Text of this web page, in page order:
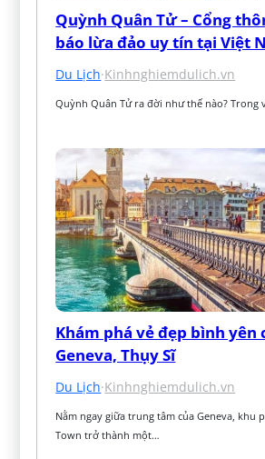
Quỳnh Quân Tử – Cổng
báo lừa đảo uy tín tại Việt
Du Lịch·Kinhnghiemdulich.vn
Quỳnh Quân Tử ra đời như thế nào? Trong
Khám phá vẻ đẹp bình yên
Geneva, Thụy Sĩ
Du Lịch·Kinhnghiemdulich.vn
Nằm ngay giữa trung tâm của Geneva, khu
Town trở thành một…